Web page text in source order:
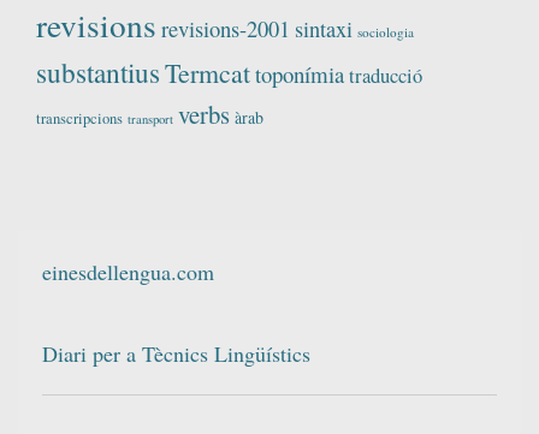
revisions revisions-2001 sintaxi sociologia
substantiusTermcattoponímiatraducció
transcripcions transport verbs àrab
einesdellengua.com
Diari per a Tècnics Lingüístics